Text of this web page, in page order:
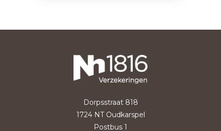
Dorpsstraat 818
1724 NT Oudkarspel
Postbus 1